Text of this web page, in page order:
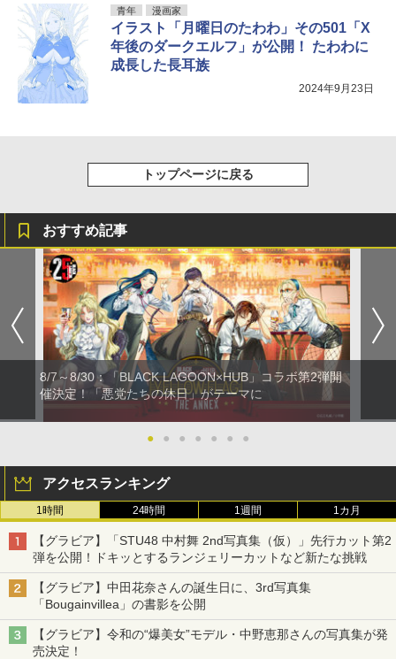
青年 漫画家
イラスト「月曜日のたわわ」その501「X
年後のダークエルフ」が公開！ たわわに
成長した長耳族
2024年9月23日
トップページに戻る
おすすめ記事
8/7～8/30：「BLACK LAGOON×HUB」コラボ第2弾開
催決定！「悪党たちの休日」がテーマに
● ● ● ● ● ● ●
アクセスランキング
1時間 24時間 1週間 1カ月
【グラビア】「STU48 中村舞 2nd写真集（仮）」先行カット第2
弾を公開！ドキッとするランジェリーカットなど新たな挑戦
【グラビア】中田花奈さんの誕生日に、3rd写真集
「Bougainvillea」の書影を公開
【グラビア】令和の“爆美女”モデル・中野恵那さんの写真集が発
売決定！